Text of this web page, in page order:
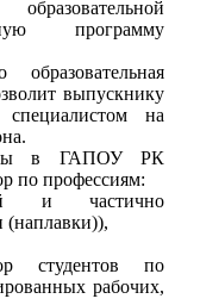
программу
выпускнику
специалистом на
в ГАПОУ РК
по профессиям:
и частично
(наплавки)),
студентов по
рабочих,